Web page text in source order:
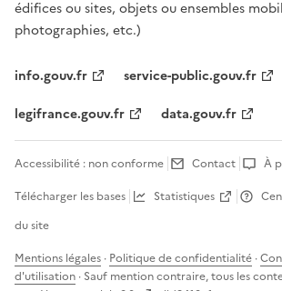
édifices ou sites, objets ou ensembles
photographies, etc.)
info.gouv.fr
service-public.gouv.fr
legifrance.gouv.fr
data.gouv.fr
Accessibilité : non conforme Contact
À
Télécharger les bases
Statistiques
du site
Mentions légales · Politique de confidentialité ·
d'utilisation · Sauf mention contraire, tous les